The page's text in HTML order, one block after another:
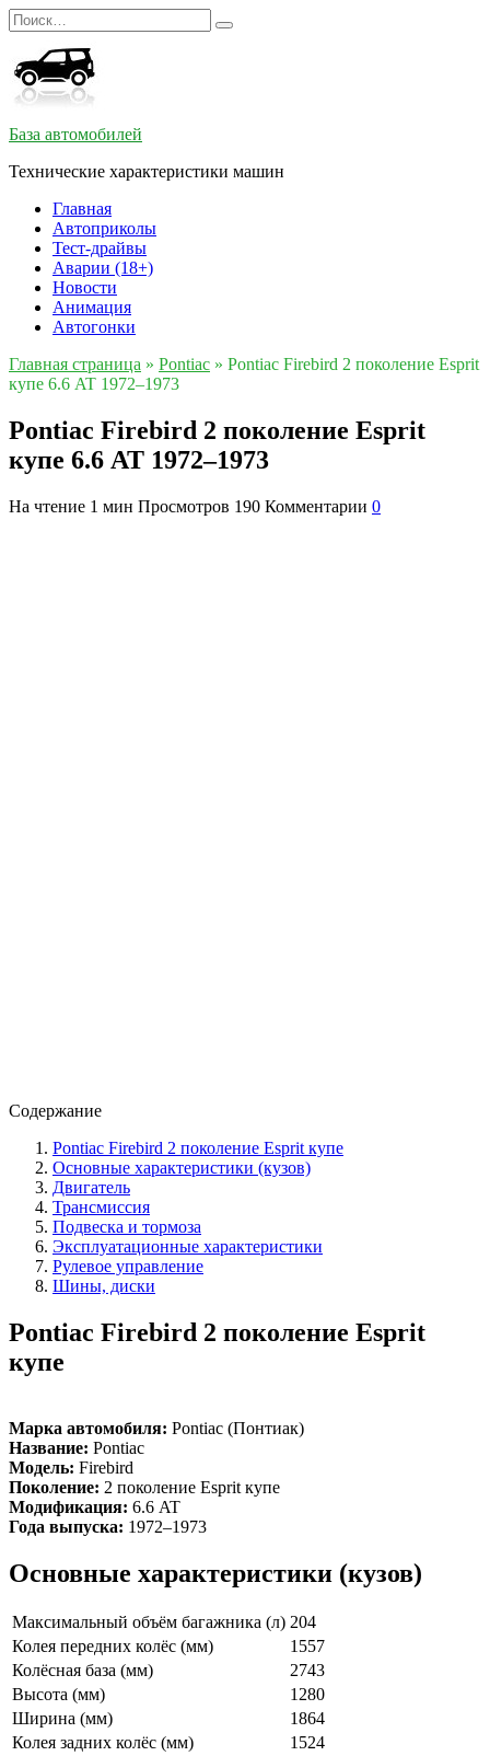
Перейти
к
содержанию
Search
for:
База автомобилей
Технические характеристики машин
Главная
Автоприколы
Тест-драйвы
Аварии (18+)
Новости
Анимация
Автогонки
Главная страница » Pontiac » Pontiac Firebird 2 поколение Esprit
купе 6.6 AT 1972–1973
Pontiac Firebird 2 поколение Esprit
купе 6.6 AT 1972–1973
На чтение 1 мин Просмотров 190 Комментарии 0
Содержание
Pontiac Firebird 2 поколение Esprit купе
Основные характеристики (кузов)
Двигатель
Трансмиссия
Подвеска и тормоза
Эксплуатационные характеристики
Рулевое управление
Шины, диски
Pontiac Firebird 2 поколение Esprit
купе
Марка автомобиля: Pontiac (Понтиак)
Название: Pontiac
Модель: Firebird
Поколение: 2 поколение Esprit купе
Модификация: 6.6 AT
Года выпуска: 1972–1973
Основные характеристики (кузов)
Максимальный объём багажника (л) 204
Колея передних колёс (мм)
1557
Колёсная база (мм)
2743
Высота (мм)
1280
Ширина (мм)
1864
Колея задних колёс (мм)
1524